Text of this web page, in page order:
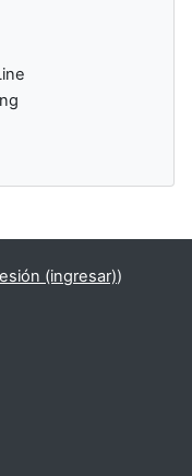
(ingresar))